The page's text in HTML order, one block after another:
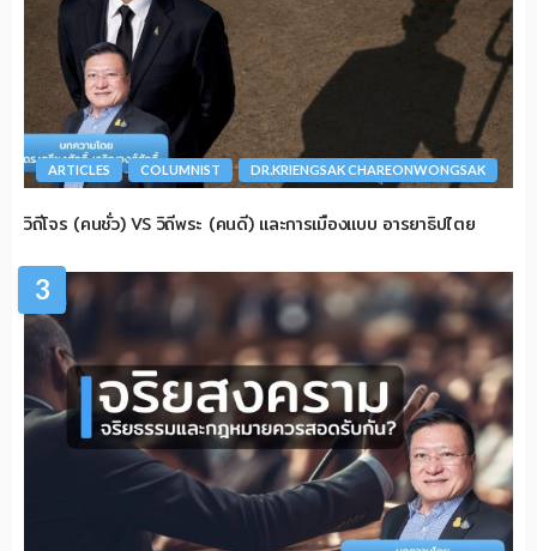
ARTICLES COLUMNIST DR.KRIENGSAK CHAREONWONGSAK
วิถีโจร (คนชั่ว) VS วิถีพระ (คนดี) และการเมืองแบบ อารยาธิปไตย
3